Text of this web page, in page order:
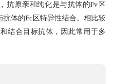
抗原亲和纯化是与抗体的Fv区
体的Fc区特异性结合。相比较
结合目标抗体，因此常用于多